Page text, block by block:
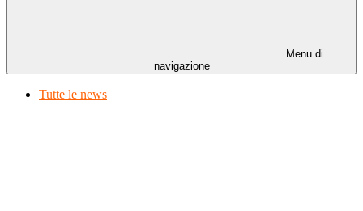
Menu di
navigazione
Tutte le news